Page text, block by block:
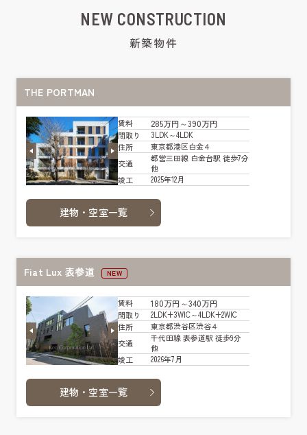
NEW CONSTRUCTION
新築物件
THE PORTMAN
賃料 285万円～390万円
間取り
3LDK～4LDK
住所
東京都港区白金４
交通
都営三田線 白金台駅 徒歩7分
他
竣工
2025年12月
建物・空室一覧
Fiat Lux 表参道 NEW
賃料 180万円～340万円
間取り
2LDK+3WIC～4LDK+2WIC
住所
東京都渋谷区渋谷４
交通
千代田線 表参道駅 徒歩9分
他
竣工
2026年7月
建物・空室一覧